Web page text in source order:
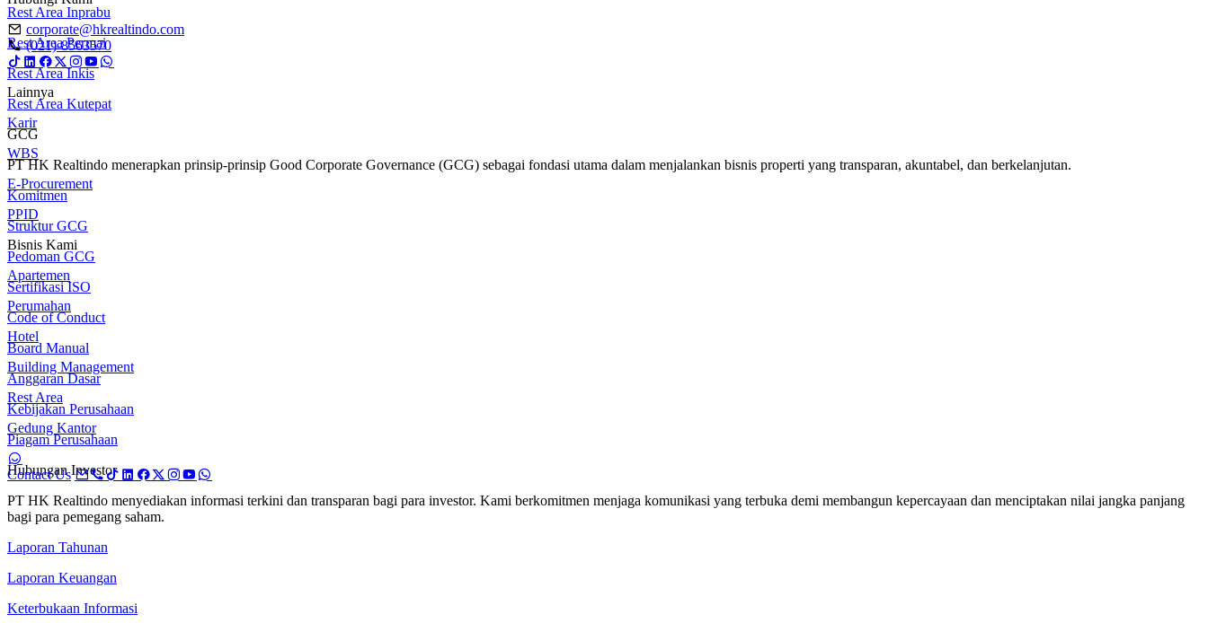
Rest Area Inprabu
Rest Area Permai
Rest Area Inkis
Rest Area Kutepat
GCG
PT HK Realtindo menerapkan prinsip-prinsip Good Corporate Governance (GCG) sebagai fondasi utama dalam menjalankan bisnis properti yang transparan, akuntabel, dan berkelanjutan.
Komitmen
Struktur GCG
Pedoman GCG
Sertifikasi ISO
Code of Conduct
Board Manual
Anggaran Dasar
Kebijakan Perusahaan
Piagam Perusahaan
Hubungan Investor
PT HK Realtindo menyediakan informasi terkini dan transparan bagi para investor. Kami berkomitmen menjaga komunikasi yang terbuka demi membangun kepercayaan dan menciptakan nilai jangka panjang
bagi para pemegang saham.
Laporan Tahunan
Laporan Keuangan
Keterbukaan Informasi
corporate@hkrealtindo.com
(021)-8563570
Lainnya
Karir
WBS
E-Procurement
PPID
Bisnis Kami
Apartemen
Perumahan
Hotel
Building Management
Rest Area
Gedung Kantor
Contact Us